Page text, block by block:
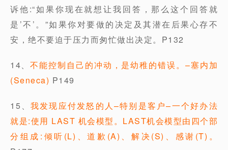
诉他:“如果你现在就想让我回答，那么这个回答就
是’不’。”如果你对要做的决定及其潜在后果心存不
安，绝不要迫于压力而匆忙做出决定。P132
14、不能控制自己的冲动，是幼稚的错误。–塞内加
(Seneca) P149
15、 我发现应付发怒的人–特别是客户–一个好办法
就是:使用 LAST 机会模型。LAST机会模型由四个部
分组成:倾听(L)、道歉(A)、解决(S)、感谢(T)。